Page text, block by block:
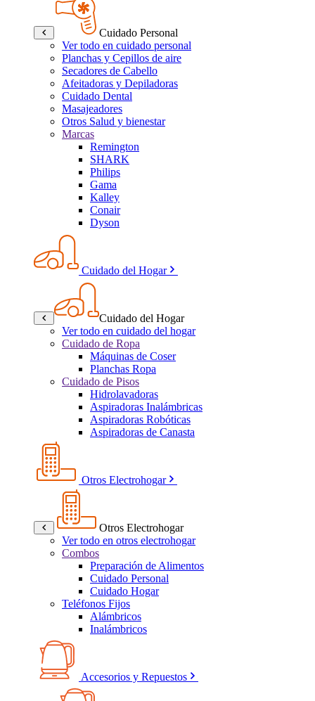
Cuidado Personal
Ver todo en cuidado personal
Planchas y Cepillos de aire
Secadores de Cabello
Afeitadoras y Depiladoras
Cuidado Dental
Masajeadores
Otros Salud y bienestar
Marcas
Remington
SHARK
Philips
Gama
Kalley
Conair
Dyson
Cuidado del Hogar
Cuidado del Hogar
Ver todo en cuidado del hogar
Cuidado de Ropa
Máquinas de Coser
Planchas Ropa
Cuidado de Pisos
Hidrolavadoras
Aspiradoras Inalámbricas
Aspiradoras Robóticas
Aspiradoras de Canasta
Otros Electrohogar
Otros Electrohogar
Ver todo en otros electrohogar
Combos
Preparación de Alimentos
Cuidado Personal
Cuidado Hogar
Teléfonos Fijos
Alámbricos
Inalámbricos
Accesorios y Repuestos